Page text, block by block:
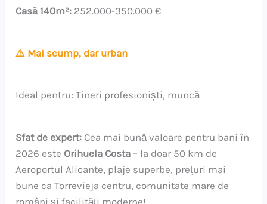
Casă 140m²: 252.000-350.000 €
⚠️ Mai scump, dar urban
Ideal pentru: Tineri profesioniști, muncă
Sfat de expert: Cea mai bună valoare pentru bani în
2026 este Orihuela Costa – la doar 50 km de
Aeroportul Alicante, plaje superbe, prețuri mai
bune ca Torrevieja centru, comunitate mare de
români și facilități moderne!